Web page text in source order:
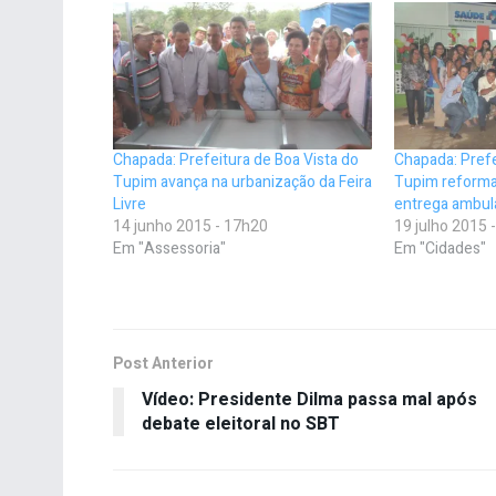
Chapada: Prefeitura de Boa Vista do
Tupim avança na urbanização da Feira
Livre
14 junho 2015 - 17h20
Em "Assessoria"
Chapada:
Tupim
entrega
19 julho 2015
Em "Cidades"
Post Anterior
Vídeo: Presidente Dilma passa mal após
debate eleitoral no SBT